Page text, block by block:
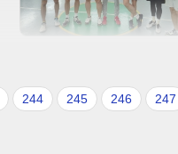
244 245 246 247